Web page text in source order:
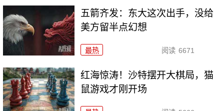
五箭齐发：东大这次出手，没给
美方留半点幻想
最热 阅读 6671
红海惊涛！沙特摆开大棋局，猫
鼠游戏才刚开场